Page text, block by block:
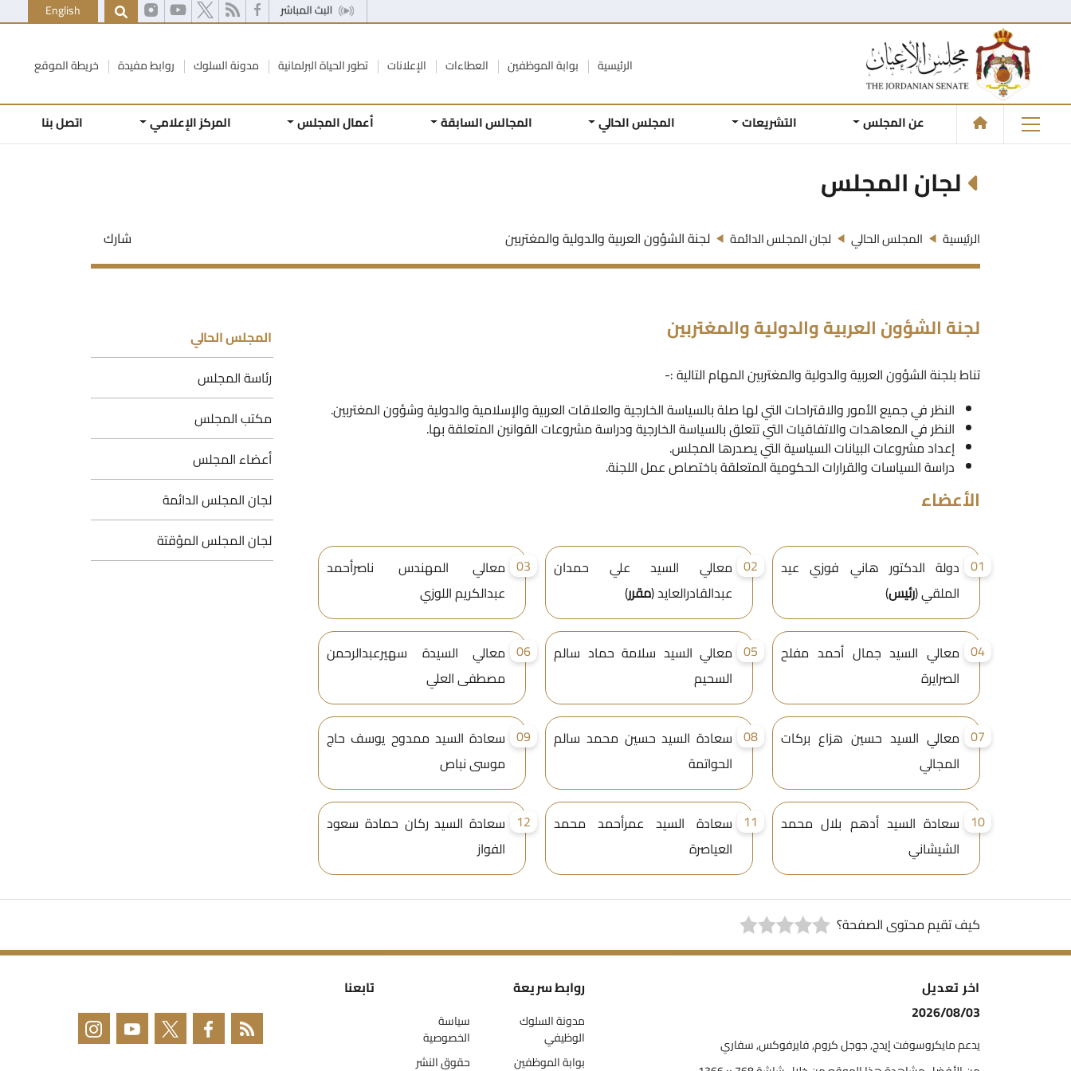
English
الرئيسية بوابة الموظفين العطاءات الإعلانات تطور الحياة البرلمانية مدونة السلوك روابط مفيدة خريطة الموقع
عن المجلس التشريعات المجلس الحالي المجالس السابقة أعمال المجلس المركز الإعلامي اتصل بنا
لجان المجلس
الرئيسية المجلس الحالي لجان المجلس الدائمة لجنة الشؤون العربية والدولية والمغتربين شارك
لجنة الشؤون العربية والدولية والمغتربين
تناط بلجنة الشؤون العربية والدولية والمغتربين المهام التالية :-
النظر في جميع الأمور والاقتراحات التي لها صلة بالسياسة الخارجية والعلاقات العربية والإسلامية والدولية وشؤون المغتربين.
النظر في المعاهدات والاتفاقيات التي تتعلق بالسياسة الخارجية ودراسة مشروعات القوانين المتعلقة بها.
إعداد مشروعات البيانات السياسية التي يصدرها المجلس.
دراسة السياسات والقرارات الحكومية المتعلقة باختصاص عمل اللجنة.
الأعضاء
01 دولة الدكتور هاني فوزي عيد
الملقي (رئيس)
02 معالي السيد علي حمدان
عبدالقادرالعايد (مقرر)
03 معالي المهندس ناصرأحمد
عبدالكريم اللوزي
04 معالي السيد جمال أحمد مفلح
الصرايرة
05 معالي السيد سلامة حماد سالم
السحيم
06 معالي السيدة سهيرعبدالرحمن
مصطفى العلي
07 معالي السيد حسين هزاع بركات
المجالي
08 سعادة السيد حسين محمد سالم
الحواتمة
09 سعادة السيد ممدوح يوسف حاج
موسى نباص
10 سعادة السيد أدهم بلال محمد
الشيشاني
11 سعادة السيد عمرأحمد محمد
العياصرة
12 سعادة السيد ركان حمادة سعود
الفواز
المجلس الحالي
رئاسة المجلس
مكتب المجلس
أعضاء المجلس
لجان المجلس الدائمة
لجان المجلس المؤقتة
كيف تقيم محتوى الصفحة؟
اخر تعديل
2026/08/03
يدعم مايكروسوفت إيدج, جوجل كروم, فايرفوكس, سفاري
روابط سريعة
مدونة السلوك
الوظيفي
بوابة الموظفين
سياسة
الخصوصية
حقوق النشر
تابعنا